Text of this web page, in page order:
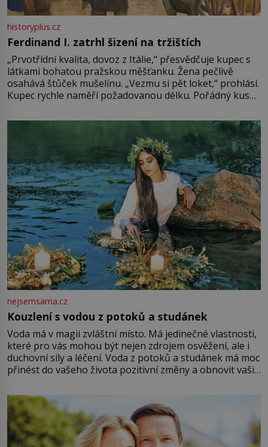
historyplus.cz
Ferdinand I. zatrhl šizení na tržištích
„Prvotřídní kvalita, dovoz z Itálie,“ přesvědčuje kupec s
látkami bohatou pražskou měšťanku. Žena pečlivě
osahává štůček mušelínu. „Vezmu si pět loket,“ prohlásí.
Kupec rychle naměří požadovanou délku. Pořádný kus
milostpaní. Stačí jenom na sukni,“ zhodnotí švadlena
množství růžového mušelínu. „Ošidili vás, podívejte.“
nejsemsama.cz
Kouzlení s vodou z potoků a studánek
Voda má v magii zvláštní místo. Má jedinečné vlastnosti,
které pro vás mohou být nejen zdrojem osvěžení, ale i
duchovní síly a léčení. Voda z potoků a studánek má moc
přinést do vašeho života pozitivní změny a obnovit vaši
můžete obohatit své rituály a přinést do svého života
větší harmonii a klid. Je důležité